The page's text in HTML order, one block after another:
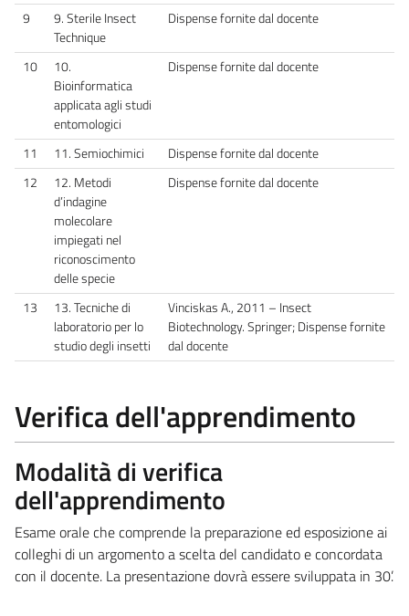
9
9. Sterile Insect
Technique
Dispense fornite dal docente
10
10.
Bioinformatica
applicata agli studi
entomologici
Dispense fornite dal docente
11 11. Semiochimici
Dispense fornite dal docente
12
12. Metodi
d’indagine
molecolare
impiegati nel
riconoscimento
delle specie
Dispense fornite dal docente
13
13. Tecniche di
laboratorio per lo
studio degli insetti
Vinciskas A., 2011 – Insect
Biotechnology. Springer; Dispense fornite
dal docente
Verifica dell'apprendimento
Modalità di verifica
dell'apprendimento
Esame orale che comprende la preparazione ed esposizione ai
colleghi di un argomento a scelta del candidato e concordata
con il docente. La presentazione dovrà essere sviluppata in 30’.